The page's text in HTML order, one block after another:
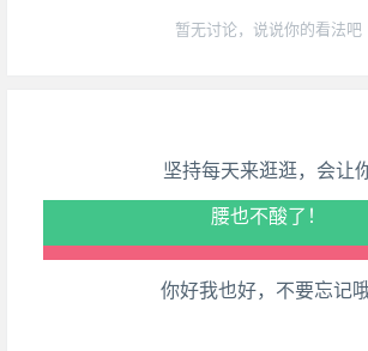
暂无讨论，说说你的看法吧
坚持每天来逛逛，会让
腿也不痛了！
腰也不酸了！
工作也轻松了！
你好我也好，不要忘记